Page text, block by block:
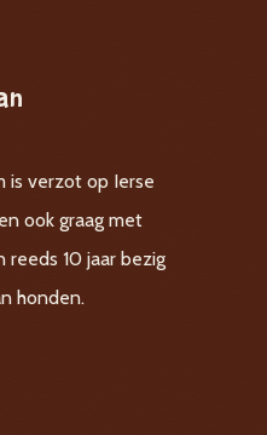
is verzot op Ierse
ook graag met
reeds 10 jaar bezig
honden.